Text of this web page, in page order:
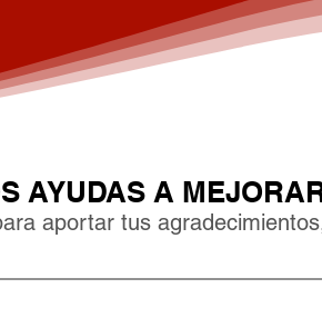
AYUDAS A
aportar tus